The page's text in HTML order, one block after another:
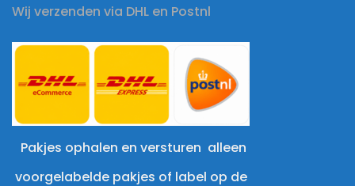
Wij verzenden via DHL en Postnl
Pakjes ophalen en versturen alleen
voorgelabelde pakjes of label op de